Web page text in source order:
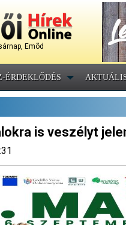
Emõd
ÉRDEKLŐDÉS
is veszélyt